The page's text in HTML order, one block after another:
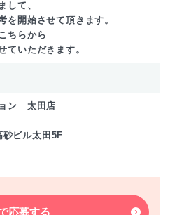
して、
を開始させて頂きます。
ちらから
ていただきます。
ン 太田店
ビル太田5F
応募する